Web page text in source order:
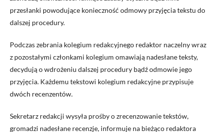
przesłanki powodujące konieczność odmowy przyjęcia tekstu do
dalszej procedury.
Podczas zebrania kolegium redakcyjnego redaktor naczelny wraz
z pozostałymi członkami kolegium omawiają nadesłane teksty,
decydują o wdrożeniu dalszej procedury bądź odmowie jego
przyjęcia. Każdemu tekstowi kolegium redakcyjne przypisuje
dwóch recenzentów.
Sekretarz redakcji wysyła prośby o zrecenzowanie tekstów,
gromadzi nadesłane recenzje, informuje na bieżąco redaktora